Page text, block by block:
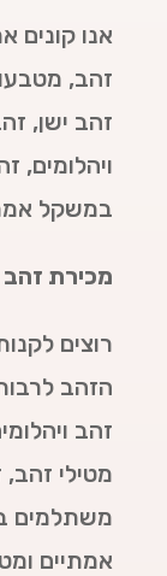
אנו קונים
זהב,
זהב ישן,
ויהלומים,
במשקל
מכירת זהב
רוצים
הזהב
זהב
מטילי
משתלמים